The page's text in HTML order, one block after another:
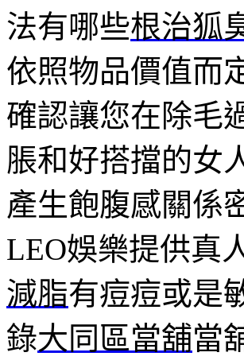
法有哪些根治狐
依照物品價值而
確認讓您在除毛
脹和好搭擋的女
產生飽腹感關係
LEO娛樂提供真
減脂有痘痘或是
錄大同區當舖當